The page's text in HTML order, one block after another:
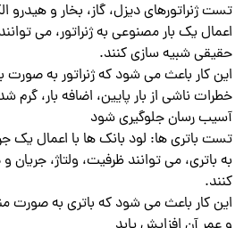
تست ژنراتورهای دیزل، گاز، بخار و هیدرو
اعمال یک بار مصنوعی به ژنراتور، می
حقیقی شبیه سازی کنند.
این کار باعث می شود که ژنراتور به صورت
خطرات ناشی از بار پایین، اضافه بار، گرم
آسیب رسان جلوگیری شود
تست باتری ها: لود بانک ها با اعمال
به باتری، می توانند ظرفیت، ولتاژ، جریان
کنند.
این کار باعث می شود که باتری به صورت